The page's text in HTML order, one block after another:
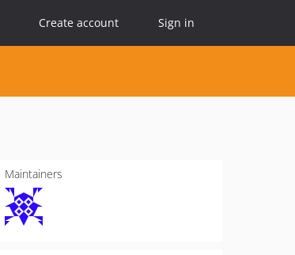
Create account Sign in
Maintainers